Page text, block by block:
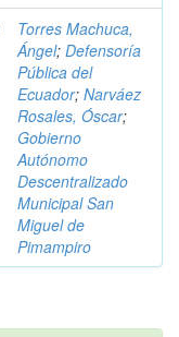
Torres Machuca,
Ángel; Defensoría
Pública del
Ecuador; Narváez
Rosales, Óscar;
Gobierno
Autónomo
Descentralizado
Municipal San
Miguel de
Pimampiro